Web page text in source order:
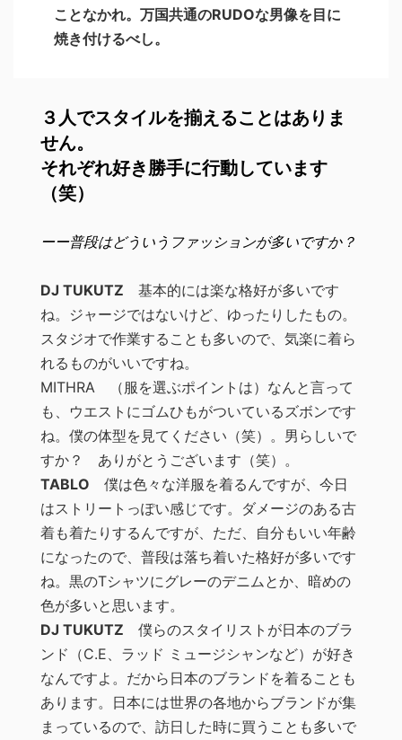
ことなかれ。万国共通のRUDOな男像を目に
焼き付けるべし。
３人でスタイルを揃えることはありま
せん。
それぞれ好き勝手に行動しています
（笑）
ーー普段はどういうファッションが多いですか？
DJ TUKUTZ 基本的には楽な格好が多いです
ね。ジャージではないけど、ゆったりしたもの。
スタジオで作業することも多いので、気楽に着ら
れるものがいいですね。
MITHRA （服を選ぶポイントは）なんと言って
も、ウエストにゴムひもがついているズボンです
ね。僕の体型を見てください（笑）。男らしいで
すか？ ありがとうございます（笑）。
TABLO 僕は色々な洋服を着るんですが、今日
はストリートっぽい感じです。ダメージのある古
着も着たりするんですが、ただ、自分もいい年齢
になったので、普段は落ち着いた格好が多いです
ね。黒のTシャツにグレーのデニムとか、暗めの
色が多いと思います。
DJ TUKUTZ 僕らのスタイリストが日本のブラ
ンド（C.E、ラッド ミュージシャンなど）が好き
なんですよ。だから日本のブランドを着ることも
あります。日本には世界の各地からブランドが集
まっているので、訪日した時に買うことも多いで